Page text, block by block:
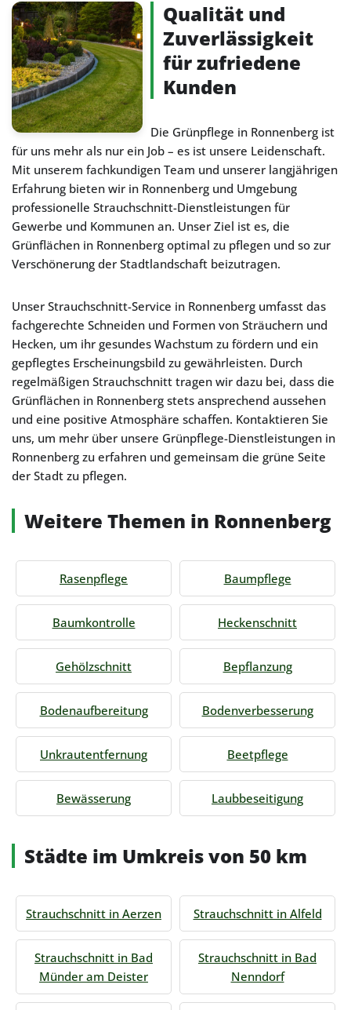
Qualität und
Zuverlässigkeit
für zufriedene
Kunden
Die Grünpflege in Ronnenberg ist
für uns mehr als nur ein Job – es ist unsere Leidenschaft.
Mit unserem fachkundigen Team und unserer langjährigen
Erfahrung bieten wir in Ronnenberg und Umgebung
professionelle Strauchschnitt-Dienstleistungen für
Gewerbe und Kommunen an. Unser Ziel ist es, die
Grünflächen in Ronnenberg optimal zu pflegen und so zur
Verschönerung der Stadtlandschaft beizutragen.
Unser Strauchschnitt-Service in Ronnenberg umfasst das
fachgerechte Schneiden und Formen von Sträuchern und
Hecken, um ihr gesundes Wachstum zu fördern und ein
gepflegtes Erscheinungsbild zu gewährleisten. Durch
regelmäßigen Strauchschnitt tragen wir dazu bei, dass die
Grünflächen in Ronnenberg stets ansprechend aussehen
und eine positive Atmosphäre schaffen. Kontaktieren Sie
uns, um mehr über unsere Grünpflege-Dienstleistungen in
Ronnenberg zu erfahren und gemeinsam die grüne Seite
der Stadt zu pflegen.
Weitere Themen in Ronnenberg
Rasenpflege Baumpflege
Baumkontrolle Heckenschnitt
Gehölzschnitt Bepflanzung
Bodenaufbereitung Bodenverbesserung
Unkrautentfernung Beetpflege
Bewässerung Laubbeseitigung
Städte im Umkreis von 50 km
Strauchschnitt in Aerzen Strauchschnitt in Alfeld
Strauchschnitt in Bad
Münder am Deister
Strauchschnitt in Bad
Nenndorf